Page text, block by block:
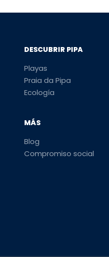
DESCUBRIR PIPA
Playas
Praia da Pipa
Ecología
MÁS
Blog
Compromiso social